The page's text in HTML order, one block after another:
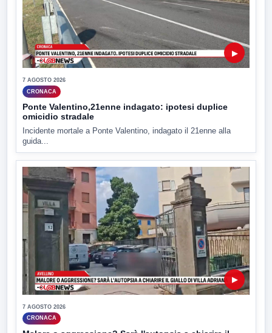
▶
7 AGOSTO 2026
CRONACA
Ponte Valentino,21enne indagato: ipotesi duplice
omicidio stradale
Incidente mortale a Ponte Valentino, indagato il 21enne alla
guida...
▶
7 AGOSTO 2026
CRONACA